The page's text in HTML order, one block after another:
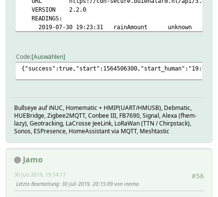
VERSION 2.2.0
READINGS:
2019-07-30 19:23:31 rainAmount unknown
2019-07-30 19:23:31 rainDataEnd unknown
2019-07-30 19:23:31 rainDataStart unknown
2019-07-30 19:23:31 rainEnd unknown
2019-07-30 19:23:31 rainLaMetric unknown
2019-07-30 19:23:31 rainNow unknown
2019-07-30 19:23:31 rainTotal unknown
2019-07-30 19:23:31 state Got JSON but
Attributes:
disabled off
interval 300
region de
Code Auswählen
Bullseye auf iNUC, Homematic + HMIP(UART/HMUSB), Debmatic,
HUEBridge, Zigbee2MQTT, Conbee III, FB7690, Signal, Alexa (fhem-
lazy), Geotracking, LaCrosse JeeLink, LoRaWan (TTN / Chirpstack),
Sonos, ESPresence, HomeAssistant via MQTT, Meshtastic
Jamo
#56
30 Juli 2019, 19:54:17
Letzte Bearbeitung: 30 Juli 2019, 20:15:09 von inoma